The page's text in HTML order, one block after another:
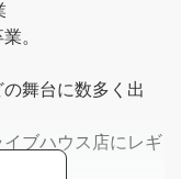
。
舞台に数多く出
ブハウス店にレギ